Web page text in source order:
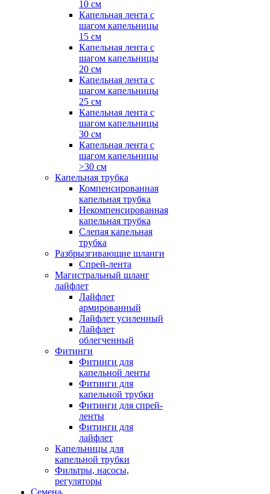
10 см
Капельная лента с
шагом капельницы
15 см
Капельная лента с
шагом капельницы
20 см
Капельная лента с
шагом капельницы
25 см
Капельная лента с
шагом капельницы
30 см
Капельная лента с
шагом капельницы
>30 см
Капельная трубка
Компенсированная
капельная трубка
Некомпенсированная
капельная трубка
Слепая капельная
трубка
Разбрызгивающие шланги
Спрей-лента
Магистральный шланг
лайфлет
Лайфлет
армированный
Лайфлет усиленный
Лайфлет
облегченный
Фитинги
Фитинги для
капельной ленты
Фитинги для
капельной трубки
Фитинги для спрей-
ленты
Фитинги для
лайфлет
Капельницы для
капельной трубки
Фильтры, насосы,
регуляторы
Семена